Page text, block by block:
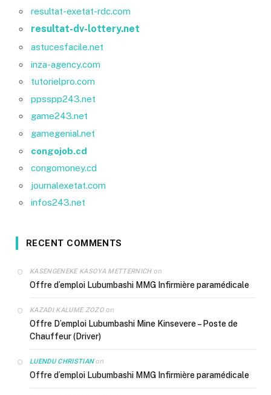
resultat-exetat-rdc.com
resultat-dv-lottery.net
astucesfacile.net
inza-agency.com
tutorielpro.com
ppsspp243.net
game243.net
gamegenial.net
congojob.cd
congomoney.cd
journalexetat.com
infos243.net
RECENT COMMENTS
KASENGENEKE KASOYA METTERNICHon
Offre d’emploi Lubumbashi MMG Infirmière paramédicale
KAZADI KALUME ZOZOon
Offre D’emploi Lubumbashi Mine Kinsevere – Poste de
Chauffeur (Driver)
LUENDU CHRISTIANon
Offre d’emploi Lubumbashi MMG Infirmière paramédicale